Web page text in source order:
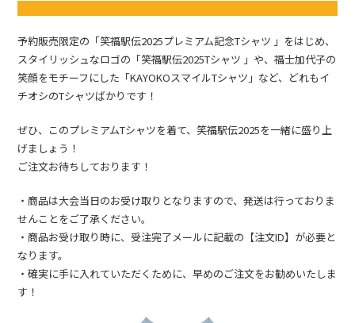
予約販売限定の「笑福駅伝2025プレミアム記念Tシャツ 」をはじめ、
スタイリッシュなロゴの「笑福駅伝2025Tシャツ 」や、福士加代子の
笑顔をモチーフにした「KAYOKOスマイルTシャツ」など、どれもイ
チオシのTシャツばかりです！
ぜひ、このプレミアムTシャツを着て、笑福駅伝2025を一緒に盛り上
げましょう！
ご注文お待ちしております！
・商品は大会当日のお受け取りとなりますので、発送は行っておりま
せんことをご了承ください。
・商品お受け取り時に、受注完了メールに記載の【注文ID】が必要と
なります。
・確実に手に入れていただくために、早めのご注文をお勧めいたしま
す！